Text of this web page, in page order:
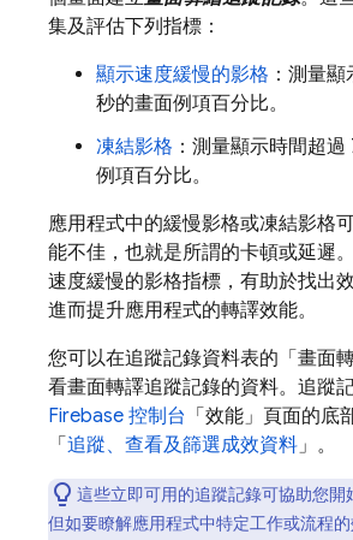
集及評估下列指標：
顯示速度緩慢的影格 ：測量
秒的畫面例項百分比。
凍結影格 ：測量顯示時間超
例項百分比。
應用程式中的緩慢影格或凍結影格
能不佳，也就是所謂的卡頓或延遲
速度緩慢的影格指標，有助於找出
進而提升應用程式的轉譯效能。
您可以在追蹤記錄資料表的「畫面轉
看畫面轉譯追蹤記錄的資料。追蹤
Firebase 控制台 「效能」 頁面的底
「 追蹤、查看及篩選成效資料」。
這些立即可用的追蹤記錄可協助您開
但如要瞭解應用程式中特定工作或流程